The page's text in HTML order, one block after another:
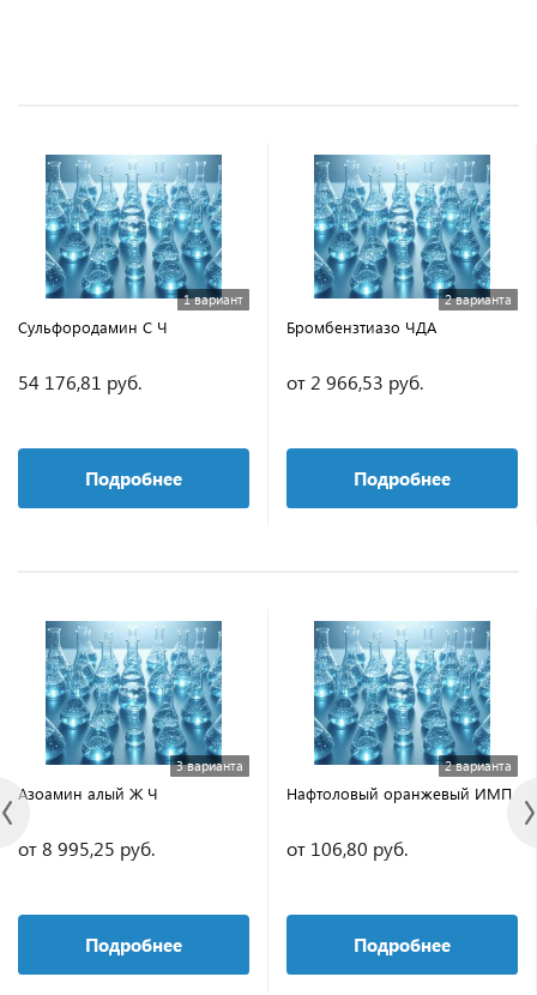
1 вариант
Сульфородамин С Ч
54 176,81 руб.
Подробнее
2 варианта
Бромбензтиазо ЧДА
от 2 966,53 руб.
Подробнее
3 варианта
Азоамин алый Ж Ч
от 8 995,25 руб.
Подробнее
2 варианта
Нафтоловый оранжевый ИМП
от 106,80 руб.
Подробнее